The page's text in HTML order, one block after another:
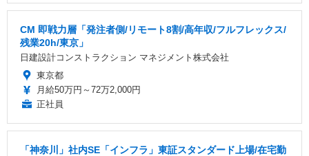
CM 即戦力層「発注者側/リモート8割/高年収/フルフレックス/
残業20h/東京」
日建設計コンストラクション マネジメント株式会社
東京都
月給50万円～72万2,000円
正社員
「神奈川」社内SE「インフラ」東証スタンダード上場/在宅勤